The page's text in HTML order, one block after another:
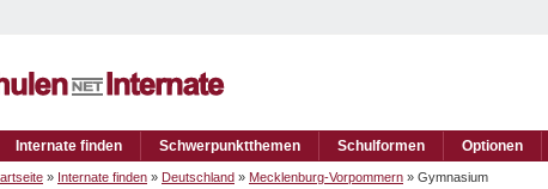
Internate finden Schwerpunktthemen Schulformen Optionen
» Internate finden » Deutschland » Mecklenburg-Vorpommern » Gymnasium